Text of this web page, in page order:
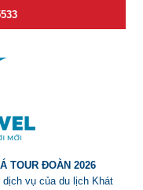
TOUR ĐOÀN 2026
vụ của du lịch Khát